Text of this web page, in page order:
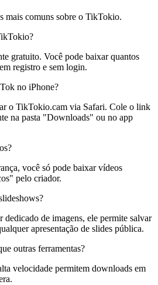
mais comuns sobre o TikTokio.
gratuito. Você pode baixar quantos
registro e sem login.
no iPhone?
o TikTokio.cam via Safari. Cole o link
na pasta "Downloads" ou no app
você só pode baixar vídeos
pelo criador.
de imagens, ele permite salvar
apresentação de slides pública.
outras ferramentas?
velocidade permitem downloads em